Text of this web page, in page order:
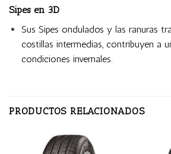
Sipes en 3D
Sus Sipes ondulados y las ranuras
costillas intermedias, contribuyen a
condiciones invernales.
PRODUCTOS RELACIONADOS